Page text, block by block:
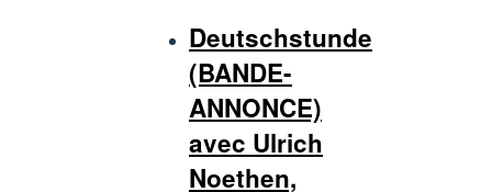
Deutschstunde
(BANDE-
ANNONCE)
avec Ulrich
Noethen,